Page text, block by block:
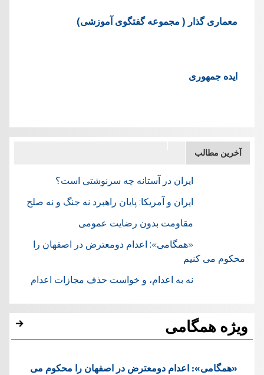
معماری گذار ( مجموعه گفتگوی آموزشی)
ایده جمهوری
آخرین مطالب
ایران در آستانه چه سرنوشتی است؟
ایران و آمریکا: پایان راهبرد نه جنگ و نه صلح
مقاومت بدون رضایت عمومی
«همگامی»: اعدام دومعترض در اصفهان را
محکوم می کنیم
نه به اعدام، و خواست حذف مجازات اعدام
ویژه همگامی
«همگامی»: اعدام دومعترض در اصفهان را محکوم می